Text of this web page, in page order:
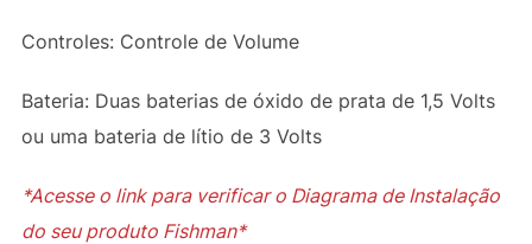
Controles: Controle de Volume
Bateria: Duas baterias de óxido de prata de 1,5 Volts
ou uma bateria de lítio de 3 Volts
*Acesse o link para verificar o Diagrama de Instalação
do seu produto Fishman*